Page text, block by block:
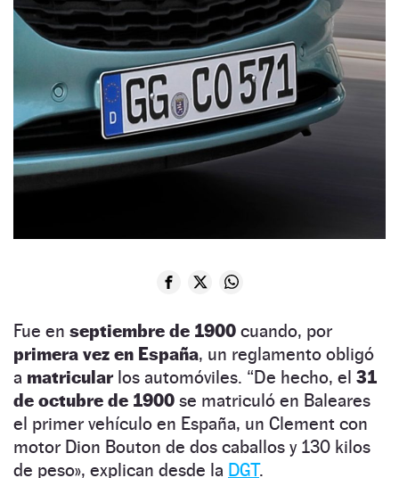
Fue en septiembre de 1900 cuando, por
primera vez en España, un reglamento obligó
a matricular los automóviles. “De hecho, el 31
de octubre de 1900 se matriculó en Baleares
el primer vehículo en España, un Clement con
motor Dion Bouton de dos caballos y 130 kilos
de peso», explican desde la DGT.